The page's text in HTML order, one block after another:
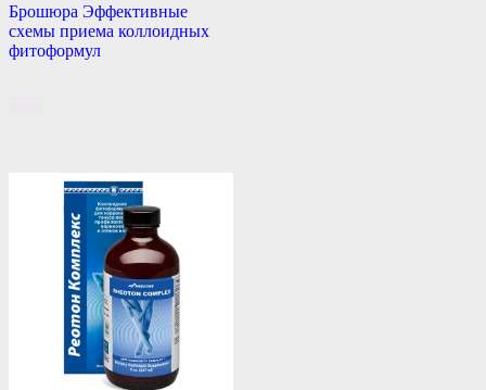
Брошюра Эффективные
схемы приема коллоидных
фитоформул